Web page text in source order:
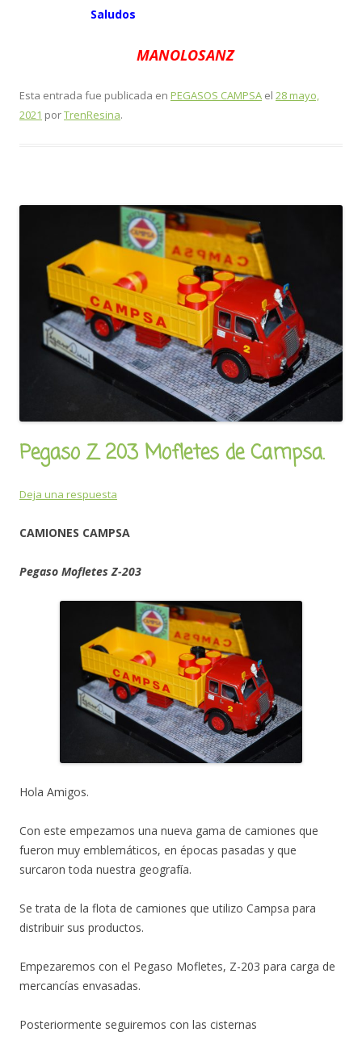
Saludos
MANOLOSANZ
Esta entrada fue publicada en PEGASOS CAMPSA el 28 mayo,
2021 porTrenResina.
Pegaso Z 203 Mofletes de Campsa.
Deja una respuesta
CAMIONES CAMPSA
Pegaso Mofletes Z-203
Hola Amigos.
Con este empezamos una nueva gama de camiones que
fueron muy emblemáticos, en épocas pasadas y que
surcaron toda nuestra geografía.
Se trata de la flota de camiones que utilizo Campsa para
distribuir sus productos.
Empezaremos con el Pegaso Mofletes, Z-203 para carga de
mercancías envasadas.
Posteriormente seguiremos con las cisternas